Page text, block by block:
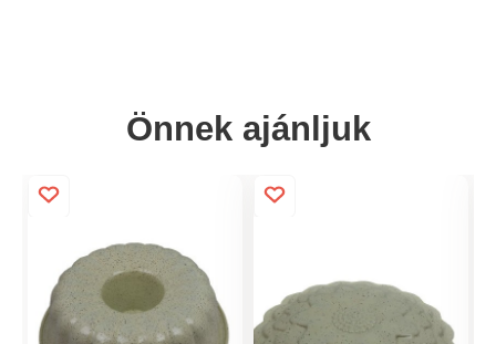
Önnek ajánljuk